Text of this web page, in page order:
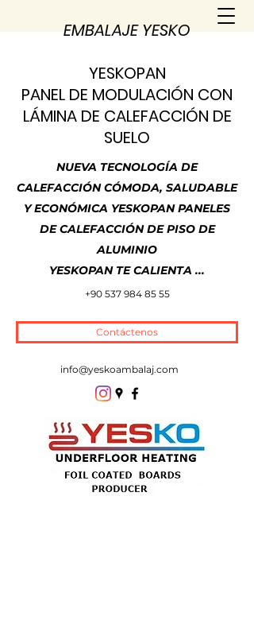
EMBALAJE YESKO
YESKOPAN
PANEL DE MODULACIÓN CON
LÁMINA DE CALEFACCIÓN DE
SUELO
NUEVA TECNOLOGÍA DE
CALEFACCIÓN CÓMODA, SALUDABLE
Y ECONÓMICA YESKOPAN PANELES
DE CALEFACCIÓN DE PISO DE
ALUMINIO
YESKOPAN TE CALIENTA ...
+90 537 984 85 55
Contáctenos
info@yeskoambalaj.com